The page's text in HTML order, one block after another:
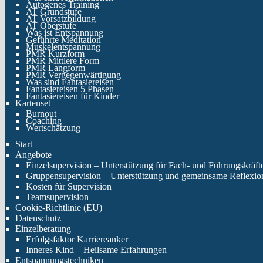
Autogenes Training
AT Grundstufe
AT Vorsatzbildung
AT Oberstufe
Was ist Entspannung
Geführte Meditation
Muskelentspannung
PMR Kurzform
PMR Mittlere Form
PMR Langform
PMR Vergegenwärtigung
Was sind Fantasiereisen
Fantasiereisen 5 Phasen
Fantasiereisen für Kinder
Kartenset
Burnout
Coaching
Wertschätzung
Start
Angebote
Einzelsupervision – Unterstützung für Fach- und
Gruppensupervision – Unterstützung und gemeinsame
Kosten für Supervision
Teamsupervision
Cookie-Richtlinie (EU)
Datenschutz
Einzelberatung
Erfolgsfaktor Karriereanker
Inneres Kind – Heilsame Erfahrungen
Entspannungstechniken